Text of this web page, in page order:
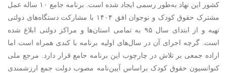
کشور این نهاد به‌طور رسمی ایجاد شده است. برنامه‌ جامع ۱۰ ساله عمل
مشترک حقوق کودک و نوجوان افق ۱۴۰۴ با مشارکت دستگاه‌های دولتی
تهیه و از ابتدای سال ۹۵ به تمامی استان‌ها و مراکز دولتی ابلاغ شده
است. گرچه اجرای آن در سال‌های اولیه برنامه با کندی همراه است اما
اراده جمعی بر تلاش در چارچوب این برنامه جامع قرار دارد. مرجع ملی
کنوانسیون حقوق کودک براساس آیین‌نامه مصوب دولت جمع ارزشمندی